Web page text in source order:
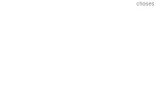
choses